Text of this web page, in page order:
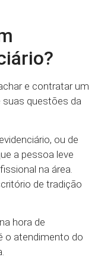
e contratar um
suas questões da
ou de
a pessoa leve
na área.
de tradição
hora de
o atendimento do